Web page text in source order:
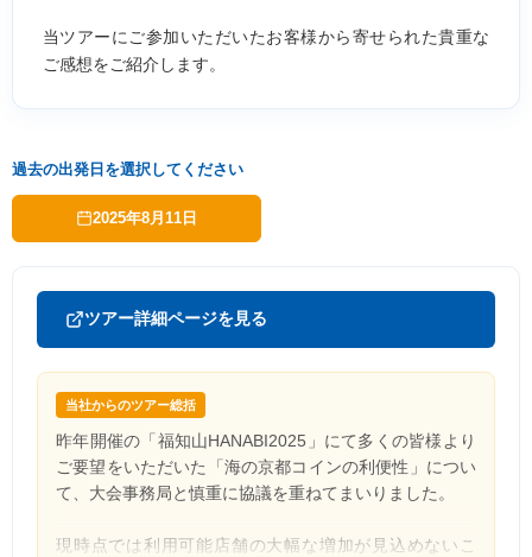
当ツアーにご参加いただいたお客様から寄せられた貴重な
ご感想をご紹介します。
過去の出発日を選択してください
2025年8月11日
ツアー詳細ページを見る
当社からのツアー総括
昨年開催の「福知山HANABI2025」にて多くの皆様より
ご要望をいただいた「海の京都コインの利便性」につい
て、大会事務局と慎重に協議を重ねてまいりました。
現時点では利用可能店舗の大幅な増加が見込めないこ